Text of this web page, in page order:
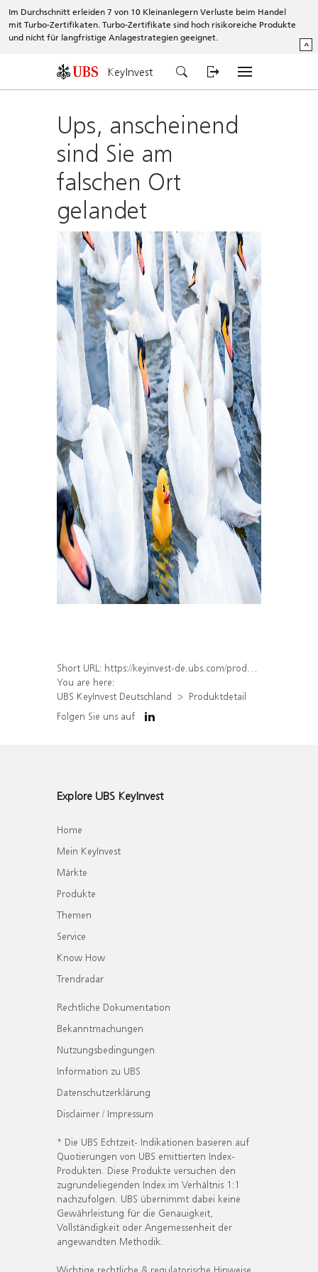
Im Durchschnitt erleiden 7 von 10 Kleinanlegern Verluste beim Handel
mit Turbo-Zertifikaten. Turbo-Zertifikate sind hoch risikoreiche Produkte
und nicht für langfristige Anlagestrategien geeignet.
^
KeyInvest
Ups, anscheinend
sind Sie am
falschen Ort
gelandet
Short URL: https://keyinvest-de.ubs.com/produkt/detail/index/isin/DE000WA86T24
You are here:
UBS KeyInvest Deutschland
Produktdetail
Folgen Sie uns auf
Explore UBS KeyInvest
Home
Mein KeyInvest
Märkte
Produkte
Themen
Service
Know How
Trendradar
Rechtliche Dokumentation
Bekanntmachungen
Nutzungsbedingungen
Information zu UBS
Datenschutzerklärung
Disclaimer / Impressum
* Die UBS Echtzeit- Indikationen basieren auf
Quotierungen von UBS emittierten Index-
Produkten. Diese Produkte versuchen den
zugrundeliegenden Index im Verhältnis 1:1
nachzufolgen. UBS übernimmt dabei keine
Gewährleistung für die Genauigkeit,
Vollständigkeit oder Angemessenheit der
angewandten Methodik.